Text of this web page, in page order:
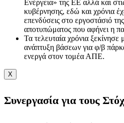
Ενέργεια» της ΕΕ αλλά και
κυβέρνησης, εδώ και χρόνια
επενδύσεις στο εργοστάσιό
αποτυπώματος που αφήνει η
Τα τελευταία χρόνια ξεκίνησε
ανάπτυξη βάσεων για φ/β
ενεργά στον τομέα ΑΠΕ.
X
Συνεργασία για τους